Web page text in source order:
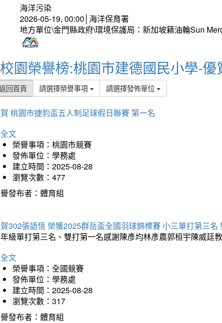
海洋污染
2026-05-19, 00:00│海洋保育署
地方單位\金門縣政府\環境保護局：新加坡籍油輪Sun
校園榮譽榜:桃園市建德國民小學-優
回首頁 請選擇榮譽事項 請選擇發佈單位
桃園市捷豹盃五人制足球假日聯賽 第一名
文
榮譽事項：桃園市競賽
發佈單位：學務處
建立時間：2025-08-28
瀏覽次數：477
發布者：體育組
302張語恆 榮獲2025群岳盃全國羽球錦標賽 小三單打第三名
級單打第三名、雙打第一名感謝陳彥均林彥農郭桓宇陳威廷
文
榮譽事項：全國競賽
發佈單位：學務處
建立時間：2025-08-28
瀏覽次數：317
發布者：體育組